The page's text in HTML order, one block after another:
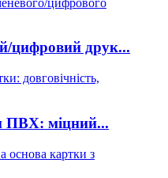
цифровий друк...
ПВХ: міцний...